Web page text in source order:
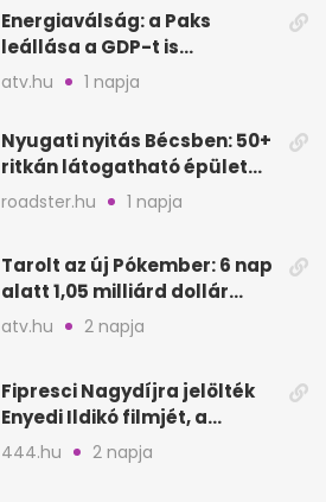
Energiaválság: a Paks
leállása a GDP-t is
megütheti, int az
Oeconomus
atv.hu 1 napja
Nyugati nyitás Bécsben: 50+
ritkán látogatható épület
nyílik meg
roadster.hu 1 napja
Tarolt az új Pókember: 6 nap
alatt 1,05 milliárd dollár
bevétel
atv.hu 2 napja
Fipresci Nagydíjra jelölték
Enyedi Ildikó filmjét, a
Csendes barátot
444.hu 2 napja